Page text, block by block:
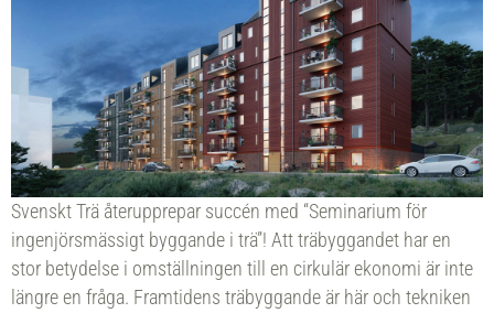
Svenskt Trä återupprepar succén med “Seminarium för
ingenjörsmässigt byggande i trä”! Att träbyggandet har en
stor betydelse i omställningen till en cirkulär ekonomi är inte
längre en fråga. Framtidens träbyggande är här och tekniken